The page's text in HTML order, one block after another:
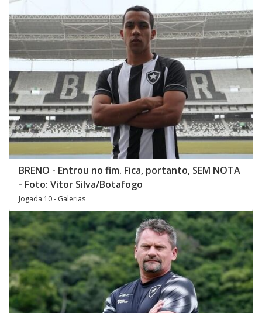
BRENO - Entrou no fim. Fica, portanto, SEM NOTA
- Foto: Vitor Silva/Botafogo
Jogada 10 - Galerias